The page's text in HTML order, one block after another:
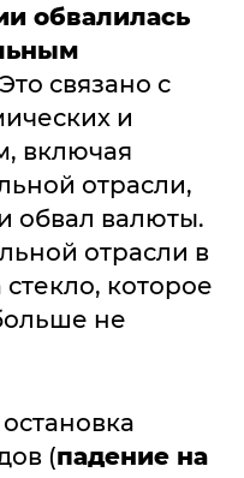
обвалилась
Это связано с
и
включая
отрасли,
обвал валюты.
отрасли в
которое
не
(падение на